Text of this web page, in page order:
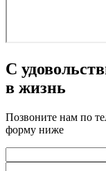
С
в жизнь
Позвоните нам по
форму ниже